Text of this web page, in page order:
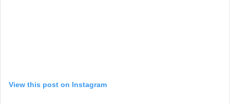
View this post on Instagram